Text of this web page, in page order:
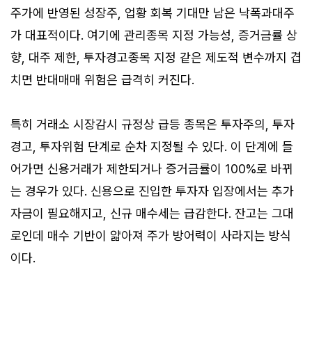
주가에 반영된 성장주, 업황 회복 기대만 남은 낙폭과대주
가 대표적이다. 여기에 관리종목 지정 가능성, 증거금률 상
향, 대주 제한, 투자경고종목 지정 같은 제도적 변수까지 겹
치면 반대매매 위험은 급격히 커진다.
특히 거래소 시장감시 규정상 급등 종목은 투자주의, 투자
경고, 투자위험 단계로 순차 지정될 수 있다. 이 단계에 들
어가면 신용거래가 제한되거나 증거금률이 100%로 바뀌
는 경우가 있다. 신용으로 진입한 투자자 입장에서는 추가
자금이 필요해지고, 신규 매수세는 급감한다. 잔고는 그대
로인데 매수 기반이 얇아져 주가 방어력이 사라지는 방식
이다.